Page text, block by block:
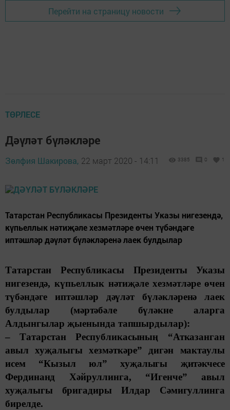
Перейти на страницу новости
ТӨРЛЕСЕ
Дәүләт бүләкләре
Зөлфия Шакирова, 22 март 2020 - 14:11 3385 0 1
Татарстан Республикасы Президенты Указы нигезендә,
күпьеллык нәтиҗәле хезмәтләре өчен түбәндәге
иптәшләр дәүләт бүләкләренә лаек булдылар
Татарстан Республикасы Президенты Указы
нигезендә, күпьеллык нәтиҗәле хезмәтләре өчен
түбәндәге иптәшләр дәүләт бүләкләренә лаек
булдылар (мәртәбәле бүләкне аларга
Алдынгылар җыенында тапшырдылар):
– Татарстан Республикасының “Атказанган
авыл хуҗалыгы хезмәткәре” дигән мактаулы
исем “Кызыл юл” хуҗалыгы җитәкчесе
Фердинанд Хәйруллинга, “Игенче” авыл
хуҗалыгы бригадиры Илдар Сәмигуллинга
бирелде.